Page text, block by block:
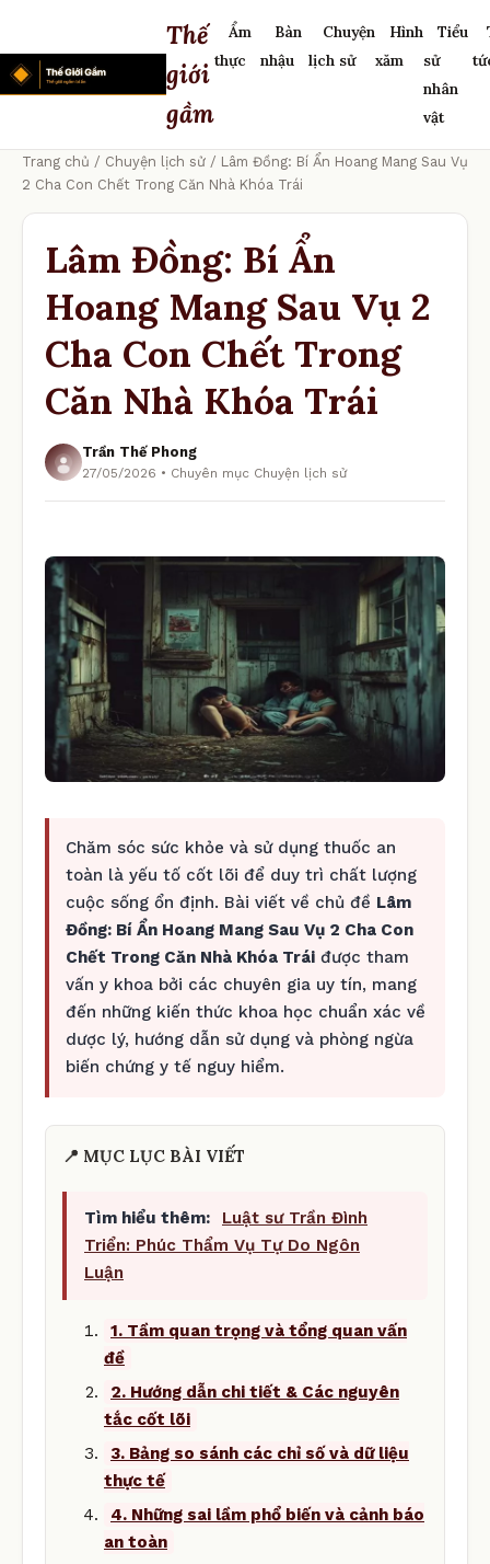
Thế
giới
gầm
Ẩm
thực
Bàn
nhậu
Chuyện
lịch sử
Hình
xăm
Tiểu
sử
nhân
vật
Trang chủ / Chuyện lịch sử / Lâm Đồng: Bí Ẩn Hoang Mang Sau Vụ
2 Cha Con Chết Trong Căn Nhà Khóa Trái
Lâm Đồng: Bí Ẩn
Hoang Mang Sau Vụ 2
Cha Con Chết Trong
Căn Nhà Khóa Trái
Trần Thế Phong
27/05/2026 • Chuyên mục Chuyện lịch sử
Chăm sóc sức khỏe và sử dụng thuốc an
toàn là yếu tố cốt lõi để duy trì chất lượng
cuộc sống ổn định. Bài viết về chủ đề Lâm
Đồng: Bí Ẩn Hoang Mang Sau Vụ 2 Cha Con
Chết Trong Căn Nhà Khóa Trái được tham
vấn y khoa bởi các chuyên gia uy tín, mang
đến những kiến thức khoa học chuẩn xác về
dược lý, hướng dẫn sử dụng và phòng ngừa
biến chứng y tế nguy hiểm.
📍 MỤC LỤC BÀI VIẾT
Tìm hiểu thêm:
Luật sư Trần Đình
Triển: Phúc Thẩm Vụ Tự Do Ngôn
Luận
1. Tầm quan trọng và tổng quan vấn
đề
2. Hướng dẫn chi tiết & Các nguyên
tắc cốt lõi
3. Bảng so sánh các chỉ số và dữ liệu
thực tế
4. Những sai lầm phổ biến và cảnh báo
an toàn